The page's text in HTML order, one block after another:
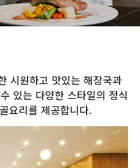
시원하고 맛있는 해장국과
있는 다양한 스타일의 정식
요리를 제공합니다.